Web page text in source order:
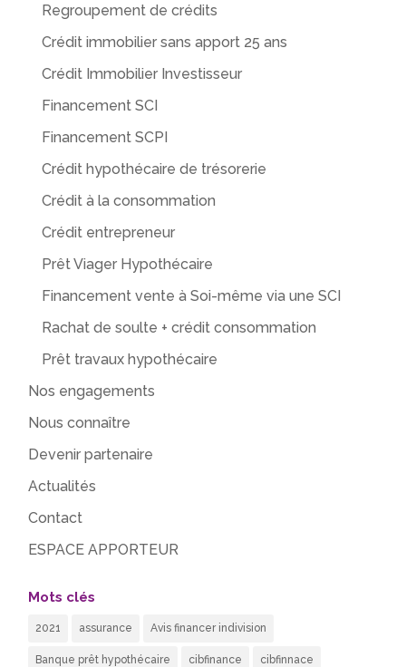
Regroupement de crédits
Crédit immobilier sans apport 25 ans
Crédit Immobilier Investisseur
Financement SCI
Financement SCPI
Crédit hypothécaire de trésorerie
Crédit à la consommation
Crédit entrepreneur
Prêt Viager Hypothécaire
Financement vente à Soi-même via une SCI
Rachat de soulte + crédit consommation
Prêt travaux hypothécaire
Nos engagements
Nous connaître
Devenir partenaire
Actualités
Contact
ESPACE APPORTEUR
Mots clés
2021 assurance Avis financer indivision
Banque prêt hypothécaire cibfinance cibfinnace